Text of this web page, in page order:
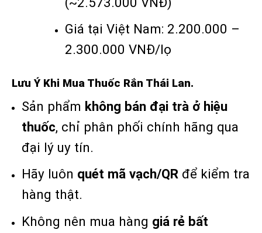
Giá tại Việt Nam: 2.200.000 –
2.300.000 VNĐ/lọ
Lưu Ý Khi Mua Thuốc Rắn Thái Lan.
Sản phẩm không bán đại trà ở hiệu
thuốc, chỉ phân phối chính hãng qua
đại lý uy tín.
Hãy luôn quét mã vạch/QR để kiểm tra
hàng thật.
Không nên mua hàng giá rẻ bất